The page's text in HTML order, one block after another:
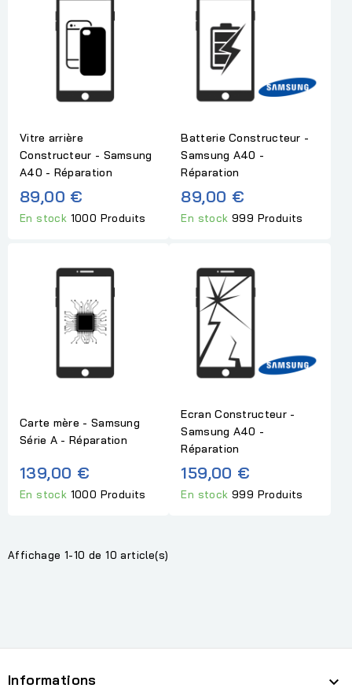
Vitre arrière
Constructeur - Samsung
A40 - Réparation
89,00 €
En stock 1000 Produits
Batterie Constructeur -
Samsung A40 -
Réparation
89,00 €
En stock999 Produits
Carte mère - Samsung
Série A - Réparation
139,00 €
En stock 1000 Produits
Ecran Constructeur -
Samsung A40 -
Réparation
159,00 €
En stock999 Produits
Affichage 1-10 de 10 article(s)
Informations 